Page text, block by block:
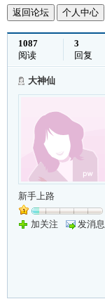
返回论坛 个人中心
1087
阅读
3
回复
大神仙
新手上路
加关注 发消息